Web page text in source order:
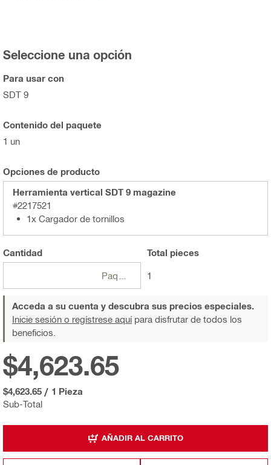
Seleccione una opción
Para usar con
SDT 9
Contenido del paquete
1 un
Opciones de producto
Herramienta vertical SDT 9 magazine
#2217521
1x Cargador de tornillos
Cantidad Total pieces
1
Acceda a su cuenta y descubra sus precios especiales.
Inicie sesión o regístrese aquípara disfrutar de todos los
beneficios.
Sub-Total
$4,623.65
$4,623.65 / 1 Pieza
AÑADIR AL CARRITO